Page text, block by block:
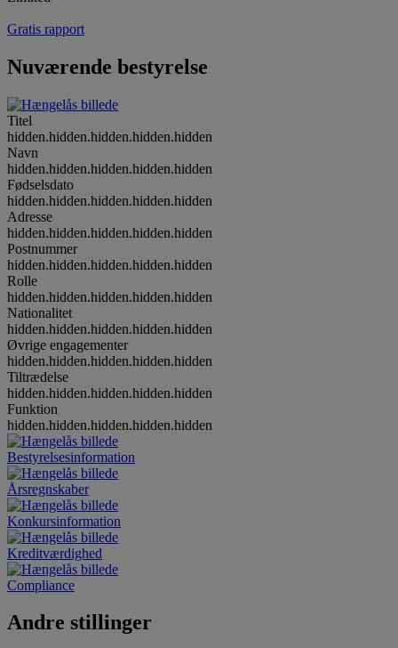
Gratis rapport
Nuværende bestyrelse
Titel
hidden.hidden.hidden.hidden.hidden
Navn
hidden.hidden.hidden.hidden.hidden
Fødselsdato
hidden.hidden.hidden.hidden.hidden
Adresse
hidden.hidden.hidden.hidden.hidden
Postnummer
hidden.hidden.hidden.hidden.hidden
Rolle
hidden.hidden.hidden.hidden.hidden
Nationalitet
hidden.hidden.hidden.hidden.hidden
Øvrige engagementer
hidden.hidden.hidden.hidden.hidden
Tiltrædelse
hidden.hidden.hidden.hidden.hidden
Funktion
hidden.hidden.hidden.hidden.hidden
Bestyrelsesinformation
Årsregnskaber
Konkursinformation
Kreditværdighed
Compliance
Andre stillinger